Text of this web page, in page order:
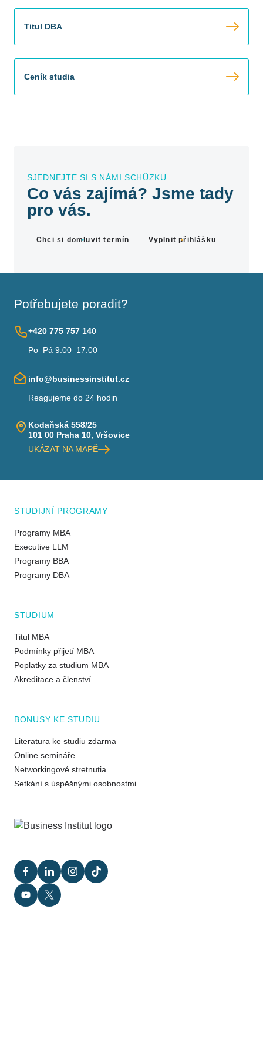
Titul DBA
Ceník studia
SJEDNEJTE SI S NÁMI SCHŮZKU
Co vás zajímá? Jsme tady
pro vás.
Chci si domluvit termín Vyplnit přihlášku
Potřebujete poradit?
+420 775 757 140
Po–Pá 9:00–17:00
info@businessinstitut.cz
Reagujeme do 24 hodin
Kodaňská 558/25
101 00 Praha 10, Vršovice
UKÁZAT NA MAPĚ
STUDIJNÍ PROGRAMY
Programy MBA
Executive LLM
Programy BBA
Programy DBA
STUDIUM
Titul MBA
Podmínky přijetí MBA
Poplatky za studium MBA
Akreditace a členství
BONUSY KE STUDIU
Literatura ke studiu zdarma
Online semináře
Networkingové stretnutia
Setkání s úspěšnými osobnostmi